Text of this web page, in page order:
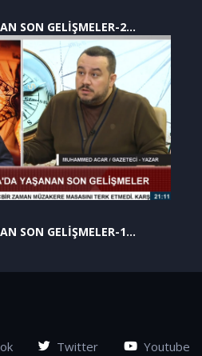
SON GELİŞMELER-2
SON GELİŞMELER-1
Twitter Youtube